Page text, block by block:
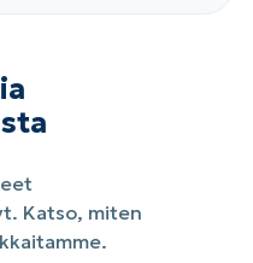
Katso, miten